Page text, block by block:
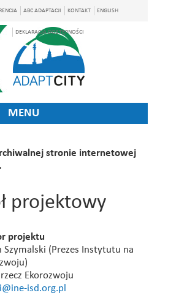
ABC ADAPTACJI KONTAKT ENGLISH
DEKLARACJA DOSTĘPNOŚCI
MENU
stronie internetowej
projektowy
projektu
Szymalski (Prezes Instytutu na
Ekorozwoju
isd.org.pl